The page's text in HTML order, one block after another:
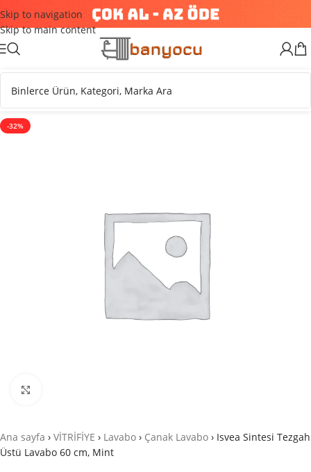
Skip to navigation
Skip to main content
-32%
Ana sayfa › VİTRİFİYE › Lavabo › Çanak Lavabo › Isvea Sintesi Tezgah
Üstü Lavabo 60 cm, Mint